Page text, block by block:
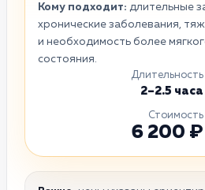
Кому подходит: длительные
хронические заболевания,
и необходимость более
состояния.
Длительность
2–2.5 часа
Стоимость
6 200 ₽